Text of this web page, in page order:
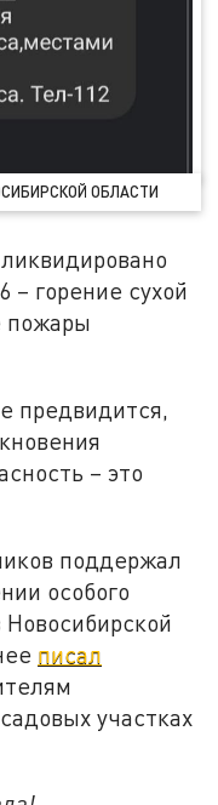
ОБЛАСТИ
– горение сухой
пожары
предвидится,
– это
поддержал
особого
писал
участках